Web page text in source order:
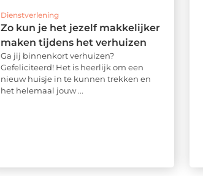
Dienstverlening
Zo kun je het jezelf makkelijker
maken tijdens het verhuizen
Ga jij binnenkort verhuizen?
Gefeliciteerd! Het is heerlijk om een
nieuw huisje in te kunnen trekken en
het helemaal jouw ...